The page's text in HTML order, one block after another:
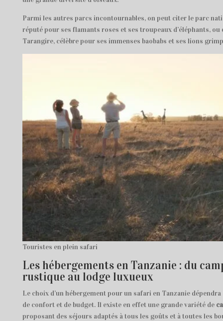
Parmi les autres parcs incontournables, on peut citer le parc
réputé pour ses flamants roses et ses troupeaux d’éléphants,
Tarangire, célèbre pour ses immenses baobabs et ses lions
Touristes en plein safari
Les hébergements en Tanzanie : du
rustique au lodge luxueux
Le choix d’un hébergement pour un safari en Tanzanie
de confort et de budget. Il existe en effet une grande variété de
proposant des séjours adaptés à tous les goûts et à toutes les